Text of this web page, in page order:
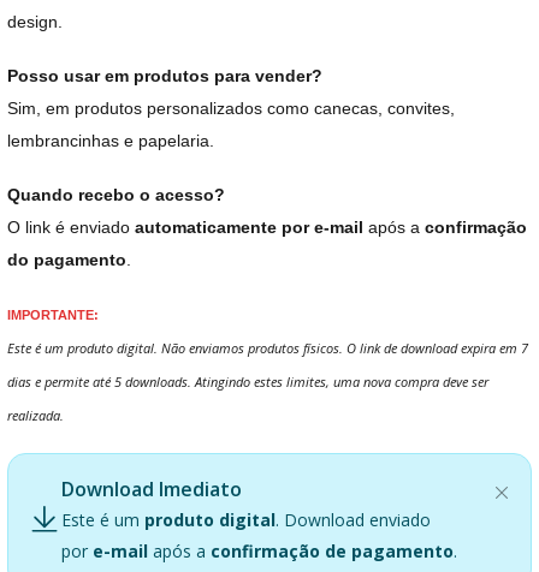
design.
Posso usar em produtos para vender?
Sim, em produtos personalizados como canecas, convites,
lembrancinhas e papelaria.
Quando recebo o acesso?
O link é enviado automaticamente por e-mail após a confirmação
do pagamento
IMPORTANTE:
Este é um produto digital. Não enviamos produtos físicos. O link de download expira em 7
dias e permite até 5 downloads. Atingindo estes limites, uma nova compra deve ser
realizada.
Download Imediato
Este é um produto digital. Download enviado
por e-mail após a confirmação de pagamento.